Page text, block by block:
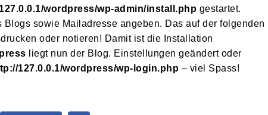
wordpress/wp-admin/install.php gestartet.
Blogs sowie Mailadresse angeben. Das auf der folgenden
oder notieren! Damit ist die Installation
liegt nun der Blog. Einstellungen geändert oder
127.0.0.1/wordpress/wp-login.php – viel Spass!